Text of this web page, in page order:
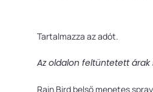
Tartalmazza az adót.
Az oldalon feltüntetett
Rain Bird belső menetes